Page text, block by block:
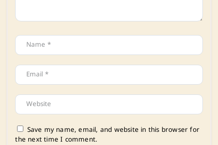
Save my name, email, and website in this browser for
the next time I comment.